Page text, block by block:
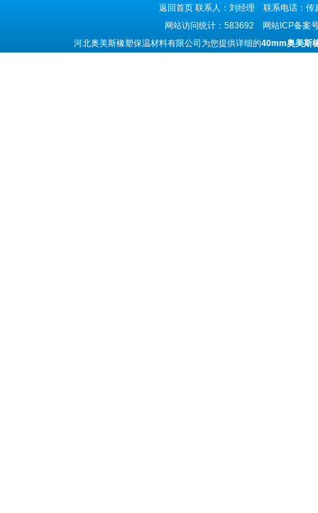
返回首页 联系人：刘经理 联系电话：
网站访问统计：583692 网站ICP备案
河北奥美斯橡塑保温材料有限公司为您提供详细的40mm奥美斯